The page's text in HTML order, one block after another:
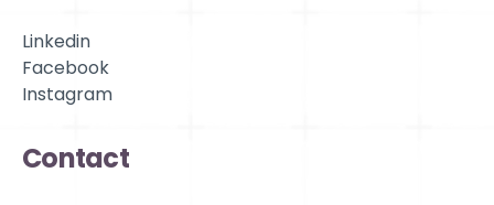
Linkedin
Facebook
Instagram
Contact